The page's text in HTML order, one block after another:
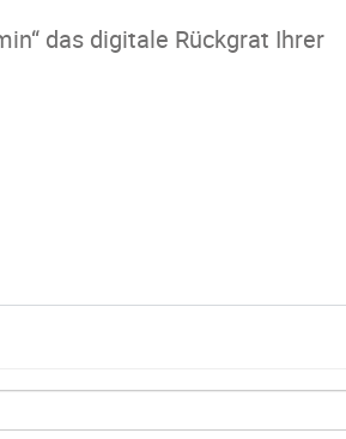
das digitale Rückgrat Ihrer